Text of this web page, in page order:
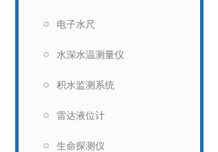
电子水尺
水深水温测量仪
积水监测系统
雷达液位计
生命探测仪